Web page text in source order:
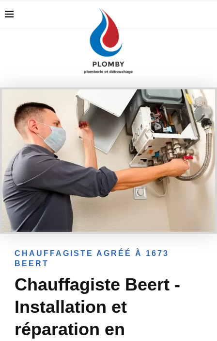
CHAUFFAGISTE AGRÉÉ À 1673
BEERT
Chauffagiste Beert -
Installation et
réparation en